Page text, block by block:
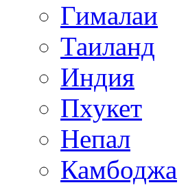
Гималаи
Таиланд
Индия
Пхукет
Непал
Камбоджа